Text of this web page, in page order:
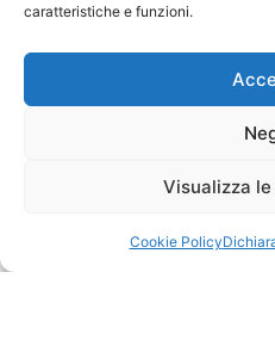
caratteristiche e funzioni.
Visualizza
Cookie Policy